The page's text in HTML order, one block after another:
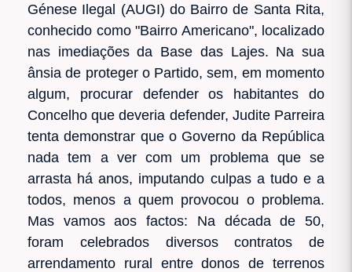
Génese Ilegal (AUGI) do Bairro de Santa Rita,
conhecido como "Bairro Americano", localizado
nas imediações da Base das Lajes. Na sua
ânsia de proteger o Partido, sem, em momento
algum, procurar defender os habitantes do
Concelho que deveria defender, Judite Parreira
tenta demonstrar que o Governo da República
nada tem a ver com um problema que se
arrasta há anos, imputando culpas a tudo e a
todos, menos a quem provocou o problema.
Mas vamos aos factos: Na década de 50,
foram celebrados diversos contratos de
arrendamento rural entre donos de terrenos